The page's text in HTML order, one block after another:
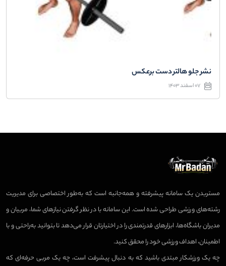
نشر جلو هالتر دست برعکس
07 اسفند 1403
مستربدن یک سامانه پیشرفته و همه‌جانبه است که به‌طور اختصاصی برای مدیریت
رشته‌های ورزشی طراحی شده است. این سامانه با در نظر گرفتن نیازهای شما، مربیان و
مدیران باشگاه‌ها، ابزارهای قدرتمندی را در اختیارتان قرار می‌دهد تا بتوانید به‌راحتی و با
اطمینان، اهداف ورزشی خود را محقق کنید.
چه یک ورزشکار مبتدی باشید که به دنبال پیشرفت است، چه یک مربی حرفه‌ای که